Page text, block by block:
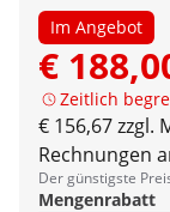
Im Angebot
€
Zeitlich
€ 156,67 zzgl.
Rechnungen
Der günstigste
Mengenrabatt